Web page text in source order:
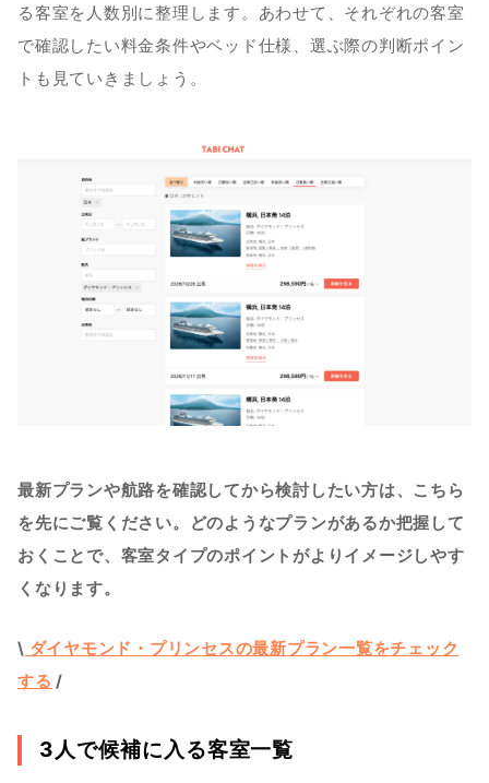
る客室を人数別に整理します。あわせて、それぞれの客室
で確認したい料金条件やベッド仕様、選ぶ際の判断ポイン
トも見ていきましょう。
最新プランや航路を確認してから検討したい方は、こちら
を先にご覧ください。どのようなプランがあるか把握して
おくことで、客室タイプのポイントがよりイメージしやす
くなります。
\ ダイヤモンド・プリンセスの最新プラン一覧をチェック
する /
3人で候補に入る客室一覧